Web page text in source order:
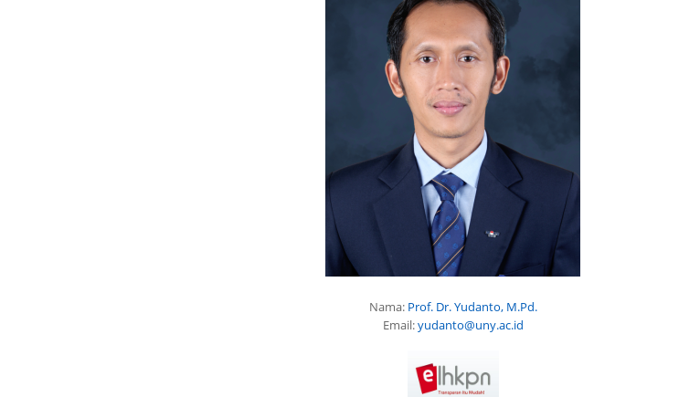
Nama: Prof. Dr. Yudanto, M.Pd.
Email:yudanto@uny.ac.id